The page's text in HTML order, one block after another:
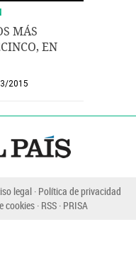
MÁS
EN
2015
legal Política de privacidad
cookies RSS PRISA